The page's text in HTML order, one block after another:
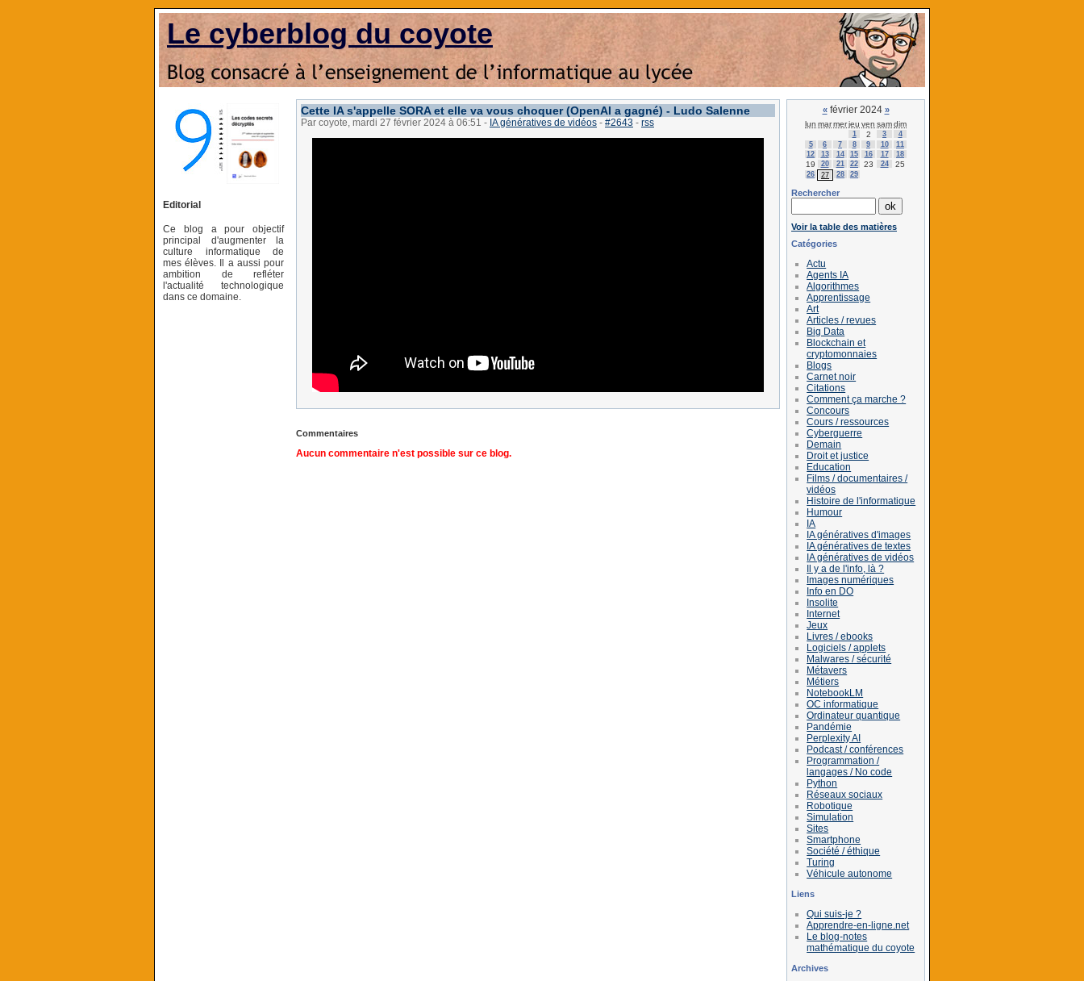
Le cyberblog du coyote
Editorial
Ce blog a pour objectif
principal d'augmenter la
culture informatique de
mes élèves. Il a aussi pour
ambition de refléter
l'actualité technologique
dans ce domaine.
Cette IA s'appelle SORA et elle va vous choquer (OpenAI a gagné) - Ludo Salenne
Par coyote, mardi 27 février 2024 à 06:51 - IA génératives de vidéos - #2643 - rss
Commentaires
Aucun commentaire n'est possible sur ce blog.
«février 2024 »
lun marmerjeu ven samdim
1 2 3
4
5
6 7 8 9 10
11
12
13 14 15 16 17 18
19 20 21 22 23 24 25
26 27 28 29
Rechercher
Voir la table des matières
Catégories
Actu
Agents IA
Algorithmes
Apprentissage
Art
Articles / revues
Big Data
Blockchain et
cryptomonnaies
Blogs
Carnet noir
Citations
Comment ça marche ?
Concours
Cours / ressources
Cyberguerre
Demain
Droit et justice
Education
Films / documentaires /
vidéos
Histoire de l'informatique
Humour
IA
IA génératives d'images
IA génératives de textes
IA génératives de vidéos
Il y a de l'info, là ?
Images numériques
Info en DO
Insolite
Internet
Jeux
Livres / ebooks
Logiciels / applets
Malwares / sécurité
Métavers
Métiers
NotebookLM
OC informatique
Ordinateur quantique
Pandémie
Perplexity AI
Podcast / conférences
Programmation /
langages / No code
Python
Réseaux sociaux
Robotique
Simulation
Sites
Smartphone
Société / éthique
Turing
Véhicule autonome
Liens
Qui suis-je ?
Apprendre-en-ligne.net
Le blog-notes
mathématique du coyote
Archives